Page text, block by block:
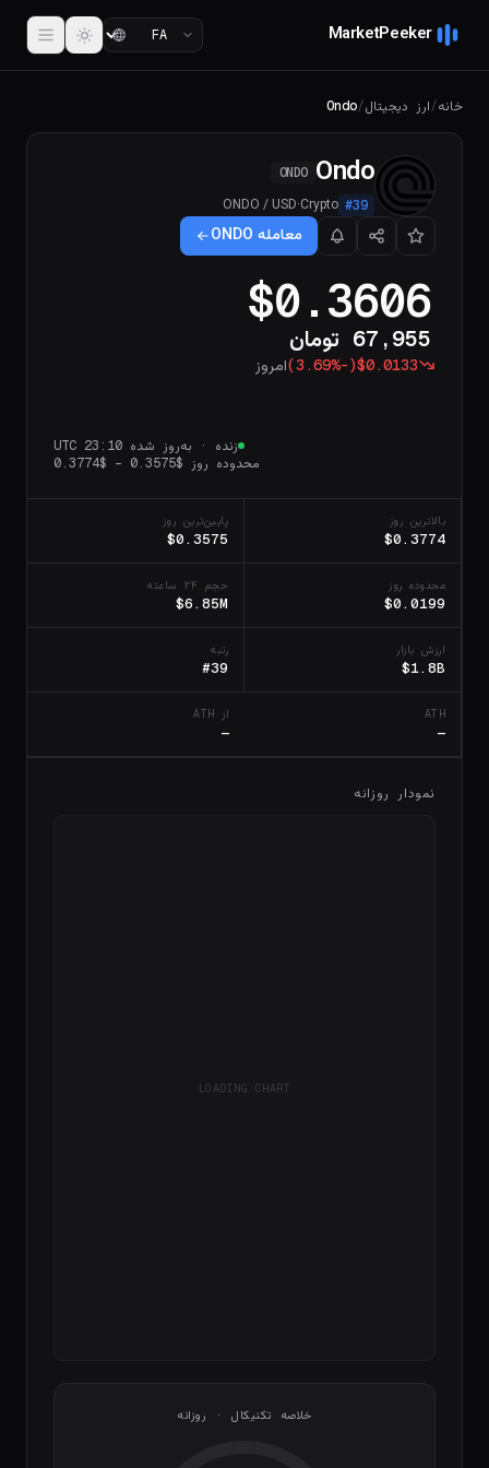
MarketPeeker
خانه/ارز دیجیتال/
Ondo
Ondo
ONDO
#39
Crypto
·
ONDO / USD
معامله ONDO
$0.3606
67,955 تومان
$0.0133
(
-3.69%
)امروز
زنده · به‌روز شده 23:10 UTC
محدوده روز
$0.3575
–
$0.3774
بالاترین روز
$0.3774
پایین‌ترین روز
$0.3575
محدوده روز
$0.0199
حجم ۲۴ ساعته
$6.85M
ارزش بازار
$1.8B
رتبه
#39
ATH
—
از ATH
—
نمودار روزانه
LOADING CHART
خلاصه تکنیکال · روزانه